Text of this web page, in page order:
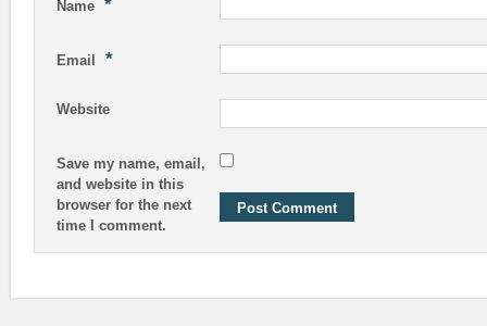
Name *
Email *
Website
Save my name, email,
and website in this
browser for the next
time I comment.